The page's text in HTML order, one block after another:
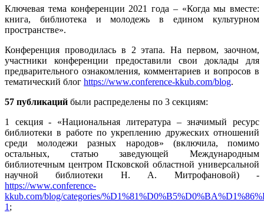
Ключевая тема конференции 2021 года – «Когда мы вместе:
книга, библиотека и молодежь в едином культурном
пространстве».
Конференция проводилась в 2 этапа. На первом, заочном,
участники конференции предоставили свои доклады для
предварительного ознакомления, комментариев и вопросов в
тематический блог https://www.conference-kkub.com/blog.
57 публикаций были распределены по 3 секциям:
1 секция - «Национальная литература – значимый ресурс
библиотеки в работе по укреплению дружеских отношений
среди молодежи разных народов» (включила, помимо
остальных, статью заведующей Международным
библиотечным центром Псковской областной универсальной
научной библиотеки Н. А. Митрофановой) -
https://www.conference-
kkub.com/blog/categories/
1 ;